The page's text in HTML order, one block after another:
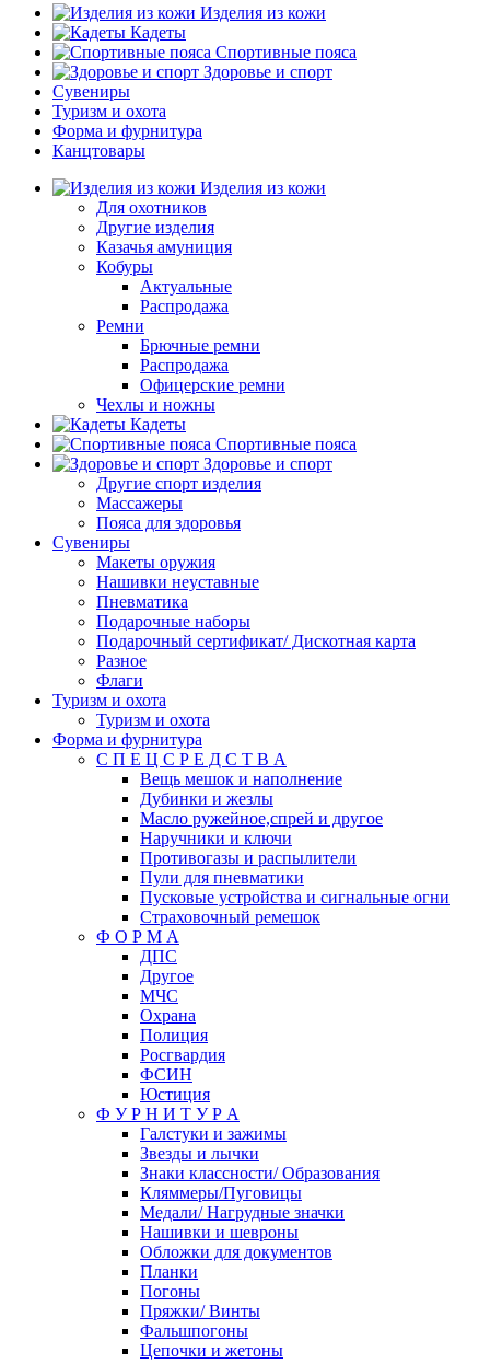
Изделия из кожи
Кадеты
Спортивные пояса
Здоровье и спорт
Сувениры
Туризм и охота
Форма и фурнитура
Канцтовары
Изделия из кожи
Для охотников
Другие изделия
Казачья амуниция
Кобуры
Актуальные
Распродажа
Ремни
Брючные ремни
Распродажа
Офицерские ремни
Чехлы и ножны
Кадеты
Спортивные пояса
Здоровье и спорт
Другие спорт изделия
Массажеры
Пояса для здоровья
Сувениры
Макеты оружия
Нашивки неуставные
Пневматика
Подарочные наборы
Подарочный сертификат/ Дискотная карта
Разное
Флаги
Туризм и охота
Туризм и охота
Форма и фурнитура
С П Е Ц С Р Е Д С Т В А
Вещь мешок и наполнение
Дубинки и жезлы
Масло ружейное,спрей и другое
Наручники и ключи
Противогазы и распылители
Пули для пневматики
Пусковые устройства и сигнальные огни
Страховочный ремешок
Ф О Р М А
ДПС
Другое
МЧС
Охрана
Полиция
Росгвардия
ФСИН
Юстиция
Ф У Р Н И Т У Р А
Галстуки и зажимы
Звезды и лычки
Знаки классности/ Образования
Кляммеры/Пуговицы
Медали/ Нагрудные значки
Нашивки и шевроны
Обложки для документов
Планки
Погоны
Пряжки/ Винты
Фальшпогоны
Цепочки и жетоны